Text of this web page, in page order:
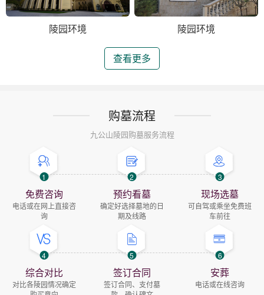
陵园环境 陵园环境
查看更多
购墓流程
九公山陵园购墓服务流程
1
免费咨询
电话或在网上直接咨
询
2
预约看墓
确定好选择墓地的日
期及线路
3
现场选墓
可自驾或乘坐免费班
车前往
4
综合对比
对比各陵园情况确定
5
签订合同
签订合同、支付墓
6
安葬
电话或在线咨询